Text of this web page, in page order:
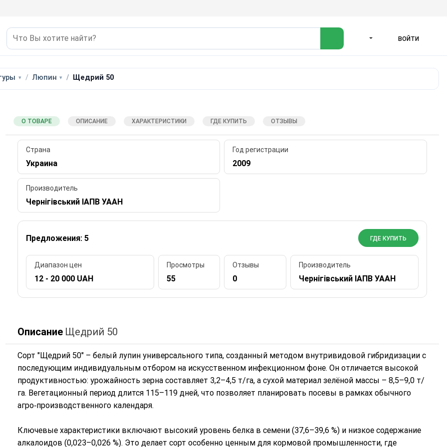
ВОЙТИ
Люпин Щедрий 50
О ТОВАРЕ ОПИСАНИЕ ХАРАКТЕРИСТИКИ ГДЕ КУПИТЬ ОТЗЫВЫ
Страна
Украина
Год регистрации
2009
Производитель
Чернігівський ІАПВ УААН
Предложения: 5 ГДЕ КУПИТЬ
Диапазон цен
12 - 20 000 UAH
Просмотры
55
Отзывы
0
Производитель
Чернігівський ІАПВ УААН
Описание Щедрий 50
Сорт "Щедрий 50" – белый лупин универсального типа, созданный методом внутривидовой гибридизации с
последующим индивидуальным отбором на искусственном инфекционном фоне. Он отличается высокой
продуктивностью: урожайность зерна составляет 3,2–4,5 т/га, а сухой материал зелёной массы – 8,5–9,0 т/
га. Вегетационный период длится 115–119 дней, что позволяет планировать посевы в рамках обычного
агро‑производственного календаря.
Ключевые характеристики включают высокий уровень белка в семени (37,6–39,6 %) и низкое содержание
алкалоидов (0,023–0,026 %). Это делает сорт особенно ценным для кормовой промышленности, где